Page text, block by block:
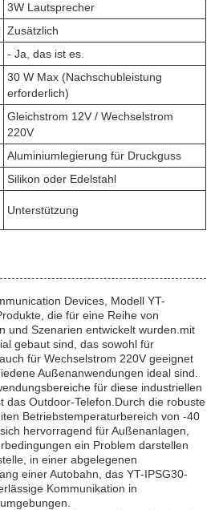
3W Lautsprecher
Zusätzlich
- Ja, das ist es.
30 W Max (Nachschubleistung
erforderlich)
Gleichstrom 12V / Wechselstrom
220V
Aluminiumlegierung für Druckguss
Silikon oder Edelstahl
Unterstützung
Devices, Modell YT-
die für eine Reihe von
und Szenarien entwickelt wurden.mit
gebaut sind, das sowohl für
für Wechselstrom 220V geeignet
Außenanwendungen ideal sind.
für diese industriellen
das Outdoor-Telefon.Durch die robuste
Betriebstemperaturbereich von -40
hervorragend für Außenanlagen,
ein Problem darstellen
in einer abgelegenen
einer Autobahn, das YT-IPSG30-
Kommunikation in